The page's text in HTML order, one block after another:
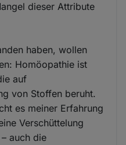
dieser Attribute
haben, wollen
Homöopathie ist
auf
von Stoffen beruht.
es meiner Erfahrung
Verschüttelung
auch die